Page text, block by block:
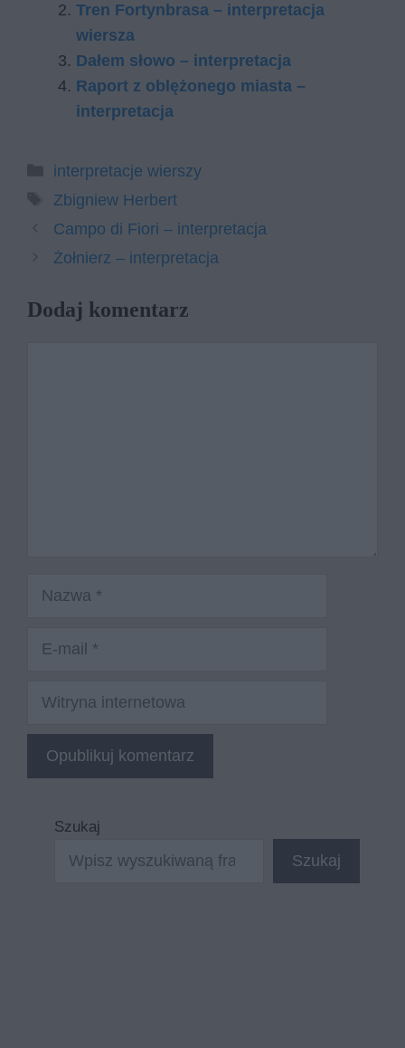
Tren Fortynbrasa – interpretacja
wiersza
Dałem słowo – interpretacja
Raport z oblężonego miasta –
interpretacja
Kategorie
interpretacje wierszy
Tagi
Zbigniew Herbert
Campo di Fiori – interpretacja
Żołnierz – interpretacja
Dodaj komentarz
Witryna
internetowa
Szukaj
Szukaj